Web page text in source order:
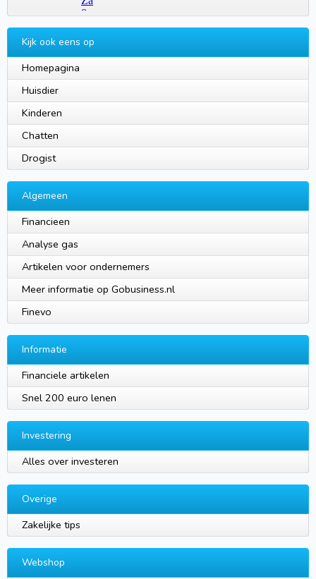
Kijk ook eens op
Homepagina
Huisdier
Kinderen
Chatten
Drogist
Algemeen
Financieen
Analyse gas
Artikelen voor ondernemers
Meer informatie op Gobusiness.nl
Finevo
Informatie
Financiele artikelen
Snel 200 euro lenen
Investering
Alles over investeren
Overige
Zakelijke tips
Webshop